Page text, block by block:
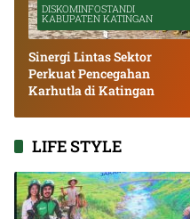
DISKOMINFOSTANDI
KABUPATEN KATINGAN
Sinergi Lintas Sektor
Perkuat Pencegahan
Karhutla di Katingan
LIFE STYLE